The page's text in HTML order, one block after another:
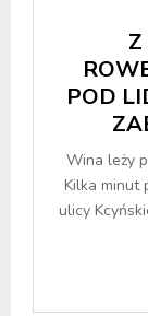
Z
POD
Wina leży
Kilka minut
ulicy